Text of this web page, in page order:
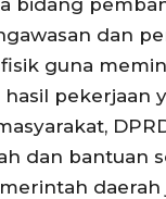
dan
guna
pekerjaan
dan bantuan